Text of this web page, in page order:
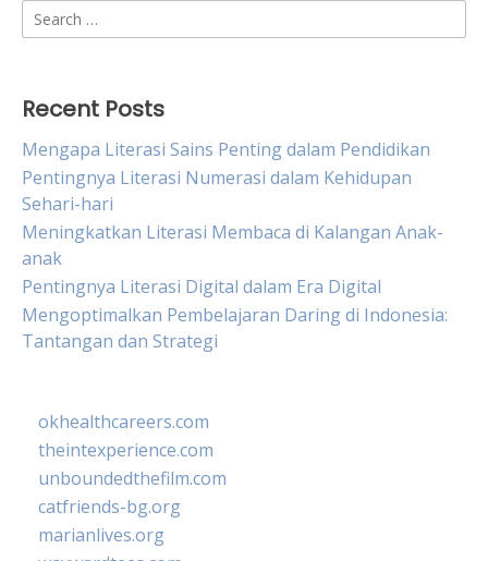
Search
for:
Recent Posts
Mengapa Literasi Sains Penting dalam Pendidikan
Pentingnya Literasi Numerasi dalam Kehidupan
Sehari-hari
Meningkatkan Literasi Membaca di Kalangan Anak-
anak
Pentingnya Literasi Digital dalam Era Digital
Mengoptimalkan Pembelajaran Daring di Indonesia:
Tantangan dan Strategi
okhealthcareers.com
theintexperience.com
unboundedthefilm.com
catfriends-bg.org
marianlives.org